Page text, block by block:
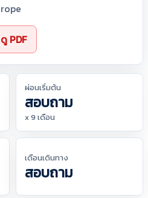
ดู PDF
ผ่อนเริ่มต้น
สอบถาม
x 9 เดือน
เดือนเดินทาง
สอบถาม